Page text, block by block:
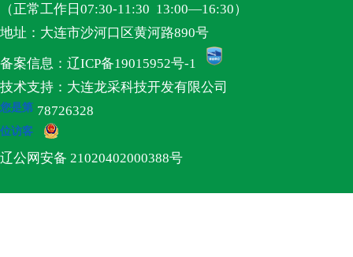
（正常工作日07:30-11:30 13:00—16:30）
地址：大连市沙河口区黄河路890号
备案信息：辽ICP备19015952号-1
技术支持：大连龙采科技开发有限公司
您是第 78726328
位访客
辽公网安备 21020402000388号